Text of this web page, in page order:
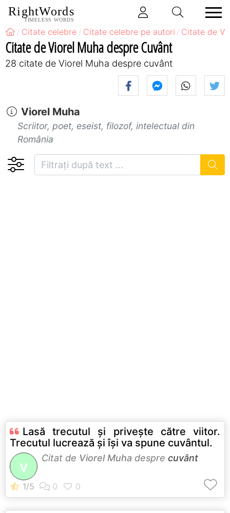
RightWords
TIMELESS WORDS
Citate celebre Citate celebre pe autori Citate de
Citate de Viorel Muha despre Cuvânt
28 citate de Viorel Muha despre cuvânt
Viorel Muha
Scriitor, poet, eseist, filozof, intelectual din
România
Lasă trecutul şi priveşte către viitor.
Trecutul lucrează şi îşi va spune cuvântul.
V
Citat de Viorel Muha despre cuvânt